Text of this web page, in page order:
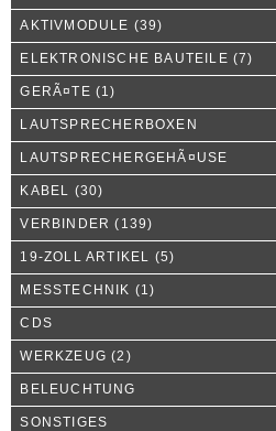
AKTIVMODULE (39)
ELEKTRONISCHE BAUTEILE (7)
GERÃ¤TE (1)
LAUTSPRECHERBOXEN
LAUTSPRECHERGEHÃ¤USE
KABEL (30)
VERBINDER (139)
19-ZOLL ARTIKEL (5)
MESSTECHNIK (1)
CDS
WERKZEUG (2)
BELEUCHTUNG
SONSTIGES